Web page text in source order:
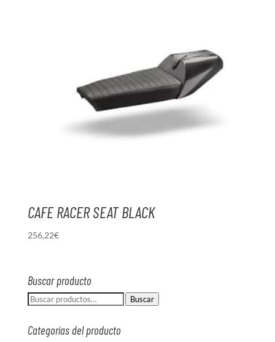
CAFE RACER SEAT BLACK
256,22€
Buscar producto
Buscar
Buscar
Categorías del producto